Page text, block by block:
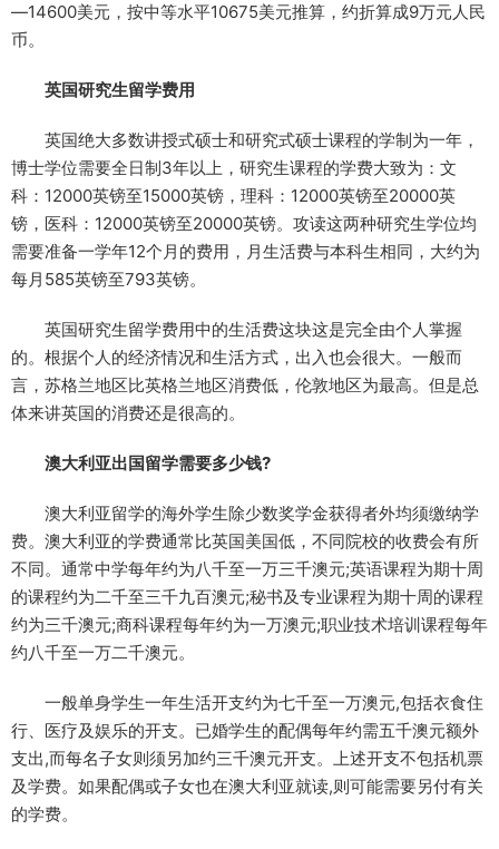
—14600美元，按中等水平10675美元推算，约折算成9万元人民
币。
英国研究生留学费用
英国绝大多数讲授式硕士和研究式硕士课程的学制为一年，
博士学位需要全日制3年以上，研究生课程的学费大致为：文
科：12000英镑至15000英镑，理科：12000英镑至20000英
镑，医科：12000英镑至20000英镑。攻读这两种研究生学位均
需要准备一学年12个月的费用，月生活费与本科生相同，大约为
每月585英镑至793英镑。
英国研究生留学费用中的生活费这块这是完全由个人掌握
的。根据个人的经济情况和生活方式，出入也会很大。一般而
言，苏格兰地区比英格兰地区消费低，伦敦地区为最高。但是总
体来讲英国的消费还是很高的。
澳大利亚出国留学需要多少钱?
澳大利亚留学的海外学生除少数奖学金获得者外均须缴纳学
费。澳大利亚的学费通常比英国美国低，不同院校的收费会有所
不同。通常中学每年约为八千至一万三千澳元;英语课程为期十周
的课程约为二千至三千九百澳元;秘书及专业课程为期十周的课程
约为三千澳元;商科课程每年约为一万澳元;职业技术培训课程每年
约八千至一万二千澳元。
一般单身学生一年生活开支约为七千至一万澳元,包括衣食住
行、医疗及娱乐的开支。已婚学生的配偶每年约需五千澳元额外
支出,而每名子女则须另加约三千澳元开支。上述开支不包括机票
及学费。如果配偶或子女也在澳大利亚就读,则可能需要另付有关
的学费。